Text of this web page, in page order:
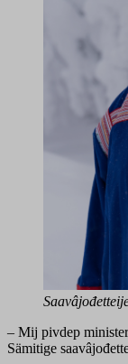
– Mij pivdep
Sämitige